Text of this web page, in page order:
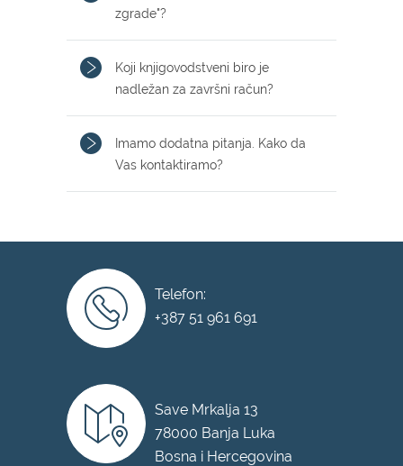
zgrade"?
Koji knjigovodstveni biro je
nadležan za završni račun?
Imamo dodatna pitanja. Kako da
Vas kontaktiramo?
Telefon:
+387 51 961 691
Save Mrkalja 13
78000 Banja Luka
Bosna i Hercegovina